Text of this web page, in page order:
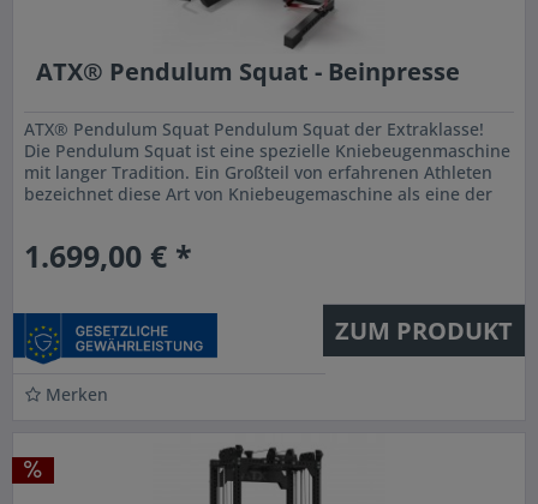
ATX® Pendulum Squat - Beinpresse
ATX® Pendulum Squat Pendulum Squat der Extraklasse!
Die Pendulum Squat ist eine spezielle Kniebeugenmaschine
mit langer Tradition. Ein Großteil von erfahrenen Athleten
bezeichnet diese Art von Kniebeugemaschine als eine der
1.699,00 € *
ZUM PRODUKT
Merken